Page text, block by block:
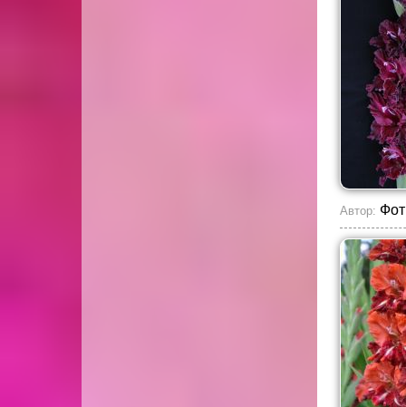
Автор: